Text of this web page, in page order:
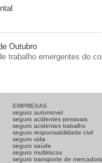
Outubro
trabalho emergentes do
EMPRESAS
seguro automovel
seguro acidentes pessoais
seguro acidentes trabalho
seguro responsabilidade civil
seguro vida
seguro saúde
seguro multiriscos
seguro transporte de